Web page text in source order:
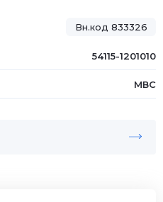
Вн.код 833326
54115-1201010
МВС